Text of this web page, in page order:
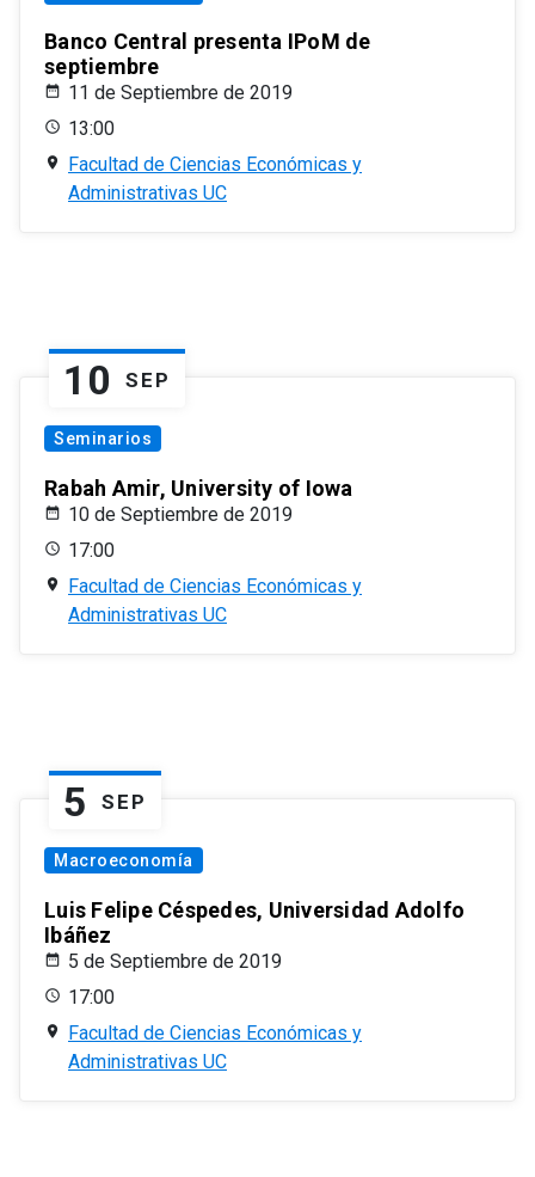
Banco Central presenta IPoM de
septiembre
11 de Septiembre de 2019
13:00
Facultad de Ciencias Económicas y
Administrativas UC
10 SEP
Seminarios
Rabah Amir, University of Iowa
10 de Septiembre de 2019
17:00
Facultad de Ciencias Económicas y
Administrativas UC
5 SEP
Macroeconomía
Luis Felipe Céspedes, Universidad Adolfo
Ibáñez
5 de Septiembre de 2019
17:00
Facultad de Ciencias Económicas y
Administrativas UC